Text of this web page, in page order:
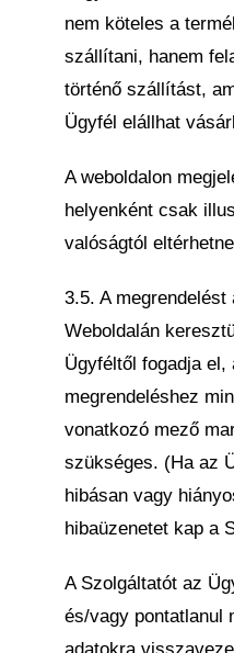
nem köteles a
szállítani, hanem
történő szállítást,
Ügyfél elállhat
A weboldalon
helyenként csak
valóságtól
3.5. A megrendelést
Weboldalán
Ügyféltől fogadja el,
megrendeléshez
vonatkozó mező
szükséges. (Ha az
hibásan vagy
hibaüzenetet kap a
A Szolgáltatót az
és/vagy pontatlanul